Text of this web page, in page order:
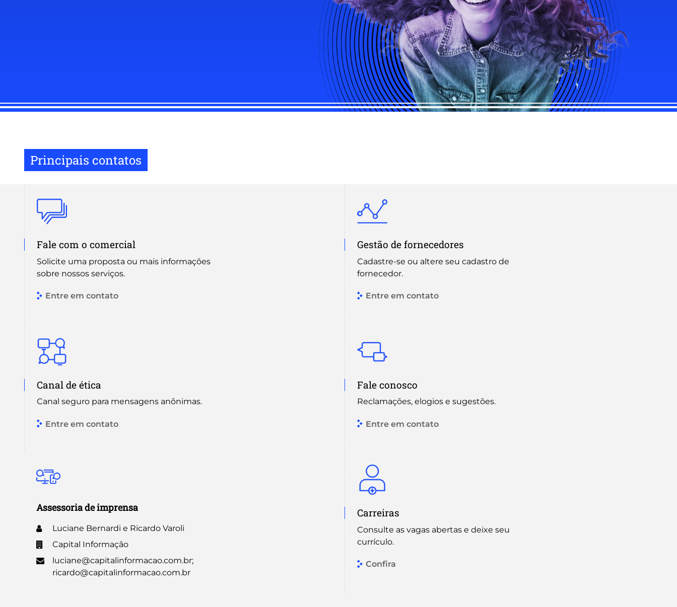
Principais contatos
Fale com o comercial
Solicite uma proposta ou mais informações
sobre nossos serviços.
Entre em contato
Canal de ética
Canal seguro para mensagens anônimas.
Entre em contato
Assessoria de imprensa
Luciane Bernardi e Ricardo Varoli
Capital Informação
luciane@capitalinformacao.com.br;
ricardo@capitalinformacao.com.br
Gestão de fornecedores
Cadastre-se ou altere seu cadastro de
fornecedor.
Entre em contato
Fale conosco
Reclamações, elogios e sugestões.
Entre em contato
Carreiras
Consulte as vagas abertas e deixe seu
currículo.
Confira